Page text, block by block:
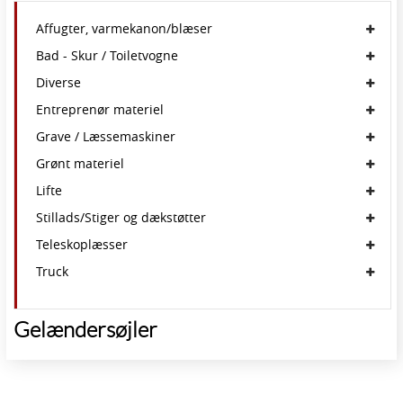
Affugter, varmekanon/blæser
Bad - Skur / Toiletvogne
Diverse
Entreprenør materiel
Grave / Læssemaskiner
Grønt materiel
Lifte
Stillads/Stiger og dækstøtter
Teleskoplæsser
Truck
Gelændersøjler